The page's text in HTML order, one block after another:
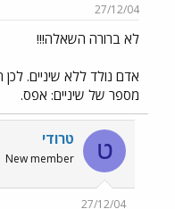
27/12/04
לא ברורה השאלה!!!
אדם נולד ללא שיניים.
מספר של שיניים: אפס.
ט טרודי
New member
27/12/04